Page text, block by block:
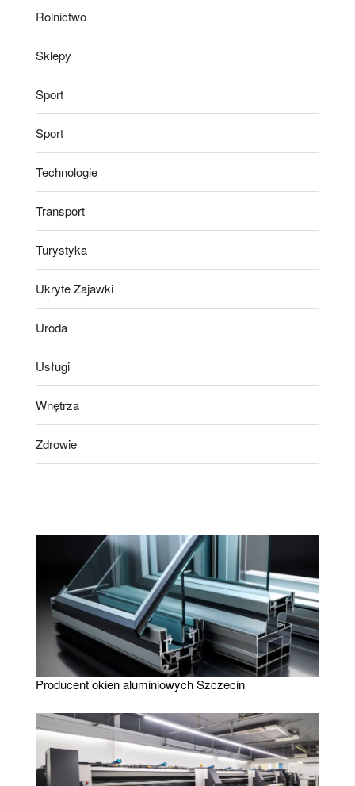
Rolnictwo
Sklepy
Sport
Sport
Technologie
Transport
Turystyka
Ukryte Zajawki
Uroda
Usługi
Wnętrza
Zdrowie
Producent okien aluminiowych Szczecin